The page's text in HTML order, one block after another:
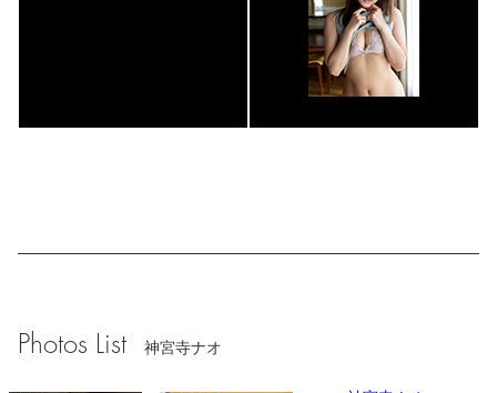
Photos List 神宮寺ナオ